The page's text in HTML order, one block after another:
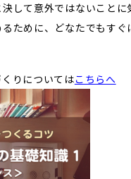
して意外ではないこと
ために、どなたでもす
りについてはこちらへ